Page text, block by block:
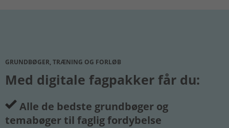
GRUNDBØGER, TRÆNING OG FORLØB
Med digitale fagpakker får du:
Alle de bedste grundbøger og
temabøger til faglig fordybelse